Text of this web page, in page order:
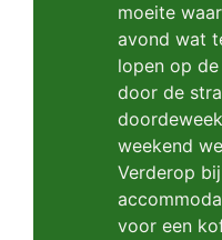
moeite
avond wat
lopen op
door de
weekend
Verderop
voor een